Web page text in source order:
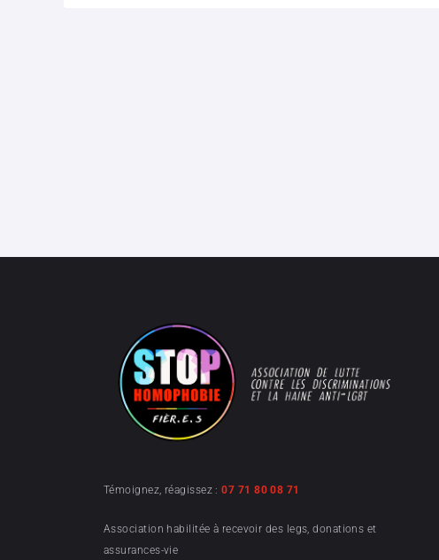
Témoignez, réagissez :07 71 80 08 71
Association habilitée à recevoir des legs, donations et
assurances-vie